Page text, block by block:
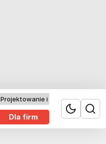
Projektowanie i badania
Dla firm